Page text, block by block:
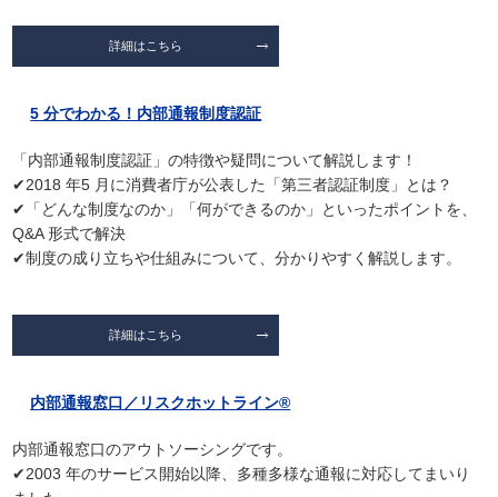
詳細はこちら
5 分でわかる！内部通報制度認証
「内部通報制度認証」の特徴や疑問について解説します！
✔2018 年5 月に消費者庁が公表した「第三者認証制度」とは？
✔「どんな制度なのか」「何ができるのか」といったポイントを、
Q&A 形式で解決
✔制度の成り立ちや仕組みについて、分かりやすく解説します。
詳細はこちら
内部通報窓口／リスクホットライン®
内部通報窓口のアウトソーシングです。
✔2003 年のサービス開始以降、多種多様な通報に対応してまいり